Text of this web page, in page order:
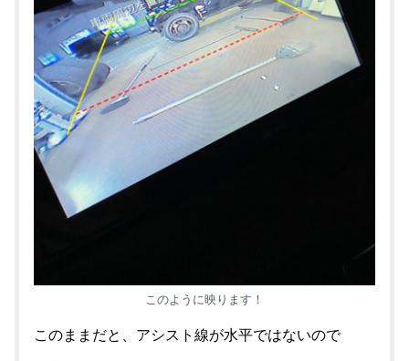
このように映ります！
このままだと、アシスト線が水平ではないので